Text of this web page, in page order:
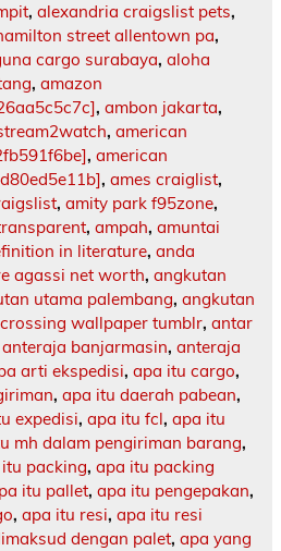
, alexandria craigslist pets,
street allentown pa,
cargo surabaya, aloha
, amazon
, ambon jakarta,
, american
, american
, ames craiglist,
, amity park f95zone,
, ampah, amuntai
in literature, anda
agassi net worth, angkutan
utama palembang, angkutan
wallpaper tumblr, antar
anteraja banjarmasin, anteraja
arti ekspedisi, apa itu cargo,
, apa itu daerah pabean,
expedisi, apa itu fcl, apa itu
mh dalam pengiriman barang,
packing, apa itu packing
itu pallet, apa itu pengepakan,
, apa itu resi, apa itu resi
dengan palet, apa yang